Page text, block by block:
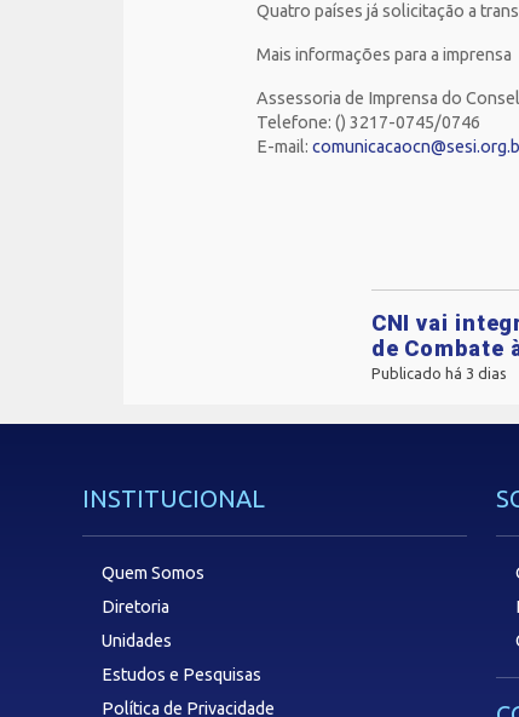
Quatro países já solicitação a
Mais informações para a imprensa
Assessoria de Imprensa do
Telefone: () 3217-0745/0746
E-mail:
CNI vai
de Combate
Publicado há 3 dias
INSTITUCIONAL
Quem Somos
Diretoria
Unidades
Estudos e Pesquisas
Política de Privacidade